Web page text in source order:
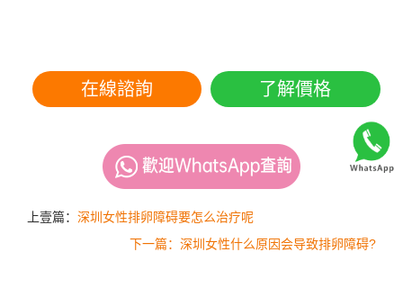
在線諮詢 了解價格
上壹篇： 深圳女性排卵障碍要怎么治疗呢
下一篇：深圳女性什么原因会导致排卵障碍?